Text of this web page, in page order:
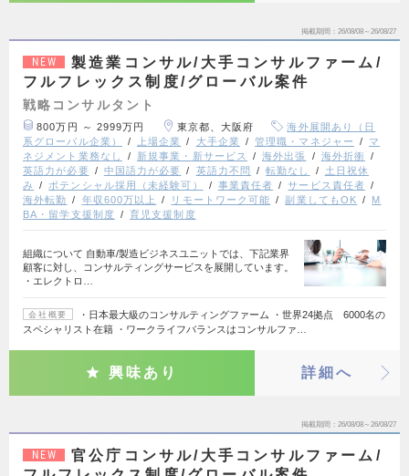
掲載期間 26/08/08～26/08/27
NEW
製造業コンサル/大手コンサルファーム/
フルフレックス制度/グローバル案件
戦略コンサルタント
800万円 ～ 2999万円 東京都、大阪府
海外展開あり（日
系グローバル企業）
上場企業 大手企業 管理職・マネジャー
マ
ネジメント業務なし
新規事業・新サービス 海外出張
海外折衝
英語力が必要
中国語力が必要 英語力不問 転勤なし
土日祝休
み
ポテンシャル採用（未経験可） 事業責任者
サービス責任者
海外転勤
年収600万以上 リモートワーク可能 副業してもOK
M
BA・留学支援制度
育児支援制度
組織について 自動車/製造ビジネスユニットでは、下記業界
顧客に対し、コンサルティングサービスを展開しています。
・エレクトロ…
会社概要
・日本最大級のコンサルティングファーム ・世界24拠点 6000名の
スペシャリスト在籍 ・ワークライフバランスはコンサルファ…
興味あり 詳細へ
掲載期間 26/08/08～26/08/27
NEW
官公庁コンサル/大手コンサルファーム/